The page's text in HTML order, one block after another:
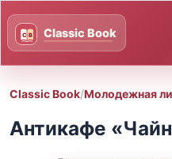
Classic Book/Молодежная
Антикафе